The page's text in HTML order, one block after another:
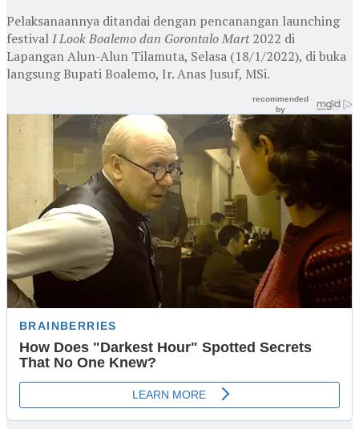
Pelaksanaannya ditandai dengan pencanangan launching
festivalI Look Boalemo dan Gorontalo Mart2022 di
Lapangan Alun-Alun Tilamuta, Selasa (18/1/2022), di buka
langsung Bupati Boalemo, Ir. Anas Jusuf, MSi.